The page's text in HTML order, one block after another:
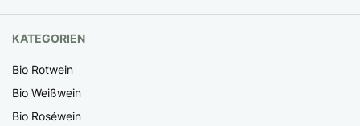
KATEGORIEN
Bio Rotwein
Bio Weißwein
Bio Roséwein